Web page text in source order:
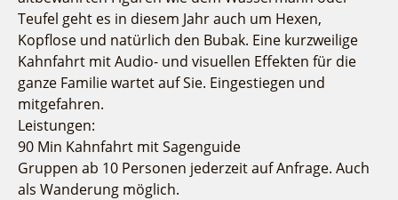
Teufel geht es in diesem Jahr auch um Hexen,
Kopflose und natürlich den Bubak. Eine kurzweilige
Kahnfahrt mit Audio- und visuellen Effekten für die
ganze Familie wartet auf Sie. Eingestiegen und
mitgefahren.
Leistungen:
90 Min Kahnfahrt mit Sagenguide
Gruppen ab 10 Personen jederzeit auf Anfrage. Auch
als Wanderung möglich.